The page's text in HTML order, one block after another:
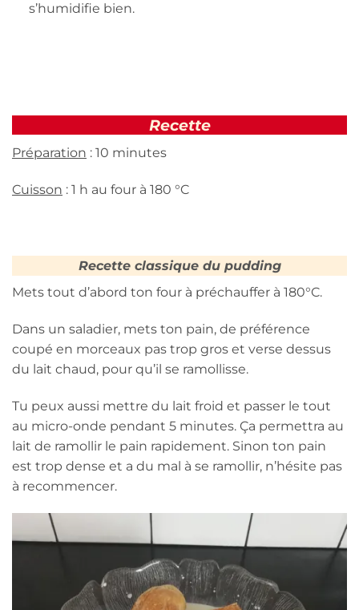
s’humidifie bien.
Recette
Préparation : 10 minutes
Cuisson : 1 h au four à 180 °C
Recette classique du pudding
Mets tout d’abord ton four à préchauffer à 180°C.
Dans un saladier, mets ton pain, de préférence
coupé en morceaux pas trop gros et verse dessus
du lait chaud, pour qu’il se ramollisse.
Tu peux aussi mettre du lait froid et passer le tout
au micro-onde pendant 5 minutes. Ça permettra au
lait de ramollir le pain rapidement. Sinon ton pain
est trop dense et a du mal à se ramollir, n’hésite pas
à recommencer.